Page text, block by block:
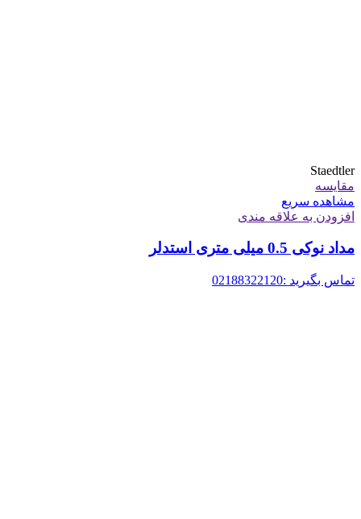
Staedtler
مقایسه
مشاهده سریع
افزودن به علاقه مندی
مداد نوکی 0.5 میلی متری استدلر
تماس بگیرید :02188322120